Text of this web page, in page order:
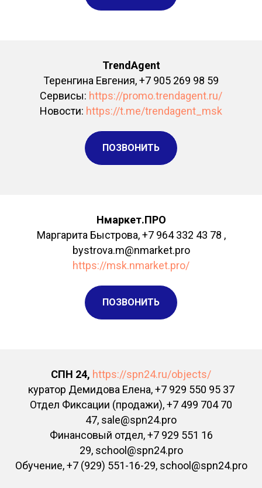
TrendAgent
Теренгина Евгения, +7 905 269 98 59
Сервисы: https://promo.trendagent.ru/
Новости: https://t.me/trendagent_msk
ПОЗВОНИТЬ
Нмаркет.ПРО
Маргарита Быстрова, +7 964 332 43 78 ,
bystrova.m@nmarket.pro
https://msk.nmarket.pro/
ПОЗВОНИТЬ
СПН 24, https://spn24.ru/objects/
куратор Демидова Елена, +7 929 550 95 37
Отдел Фиксации (продажи), +7 499 704 70
47, sale@spn24.pro
Финансовый отдел, +7 929 551 16
29, school@spn24.pro
Обучение, +7 (929) 551-16-29, school@spn24.pro